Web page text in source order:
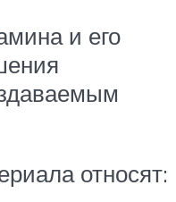
и его
относят: